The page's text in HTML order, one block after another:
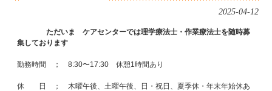
2025-04-12
ただいま　ケアセンターでは理学療法士・作業療法士を随時募
集しております
勤務時間　；　8:30〜17:30　休憩1時間あり
休　　日　；　木曜午後、土曜午後、日・祝日、夏季休・年末年始休あ